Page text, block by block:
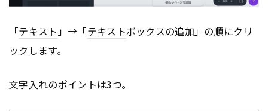
「テキスト」→「テキストボックスの追加」の順にクリ
ックします。
文字入れのポイントは3つ。